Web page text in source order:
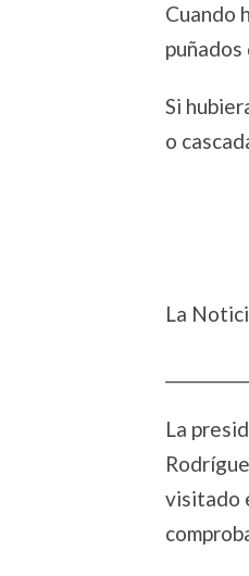
Cuando
Si
o
La
La
visitado